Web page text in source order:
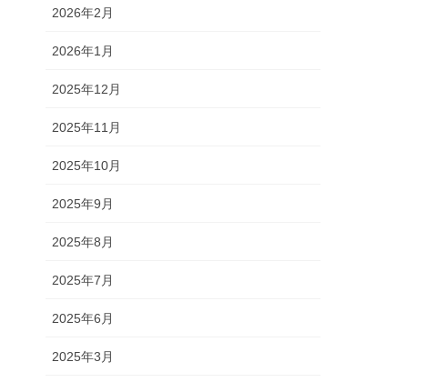
2026年2月
2026年1月
2025年12月
2025年11月
2025年10月
2025年9月
2025年8月
2025年7月
2025年6月
2025年3月